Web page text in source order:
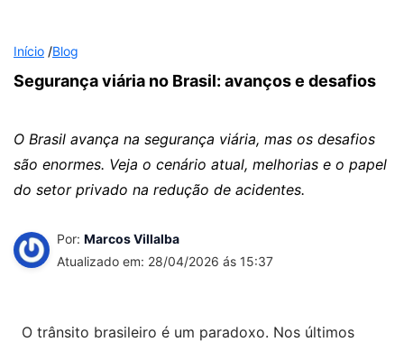
Início /Blog
Segurança viária no Brasil: avanços e desafios
O Brasil avança na segurança viária, mas os desafios
são enormes. Veja o cenário atual, melhorias e o papel
do setor privado na redução de acidentes.
Por: Marcos Villalba
Atualizado em: 28/04/2026 ás 15:37
O trânsito brasileiro é um paradoxo. Nos últimos